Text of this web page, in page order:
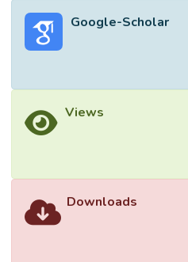
Google-Scholar
Views
Downloads